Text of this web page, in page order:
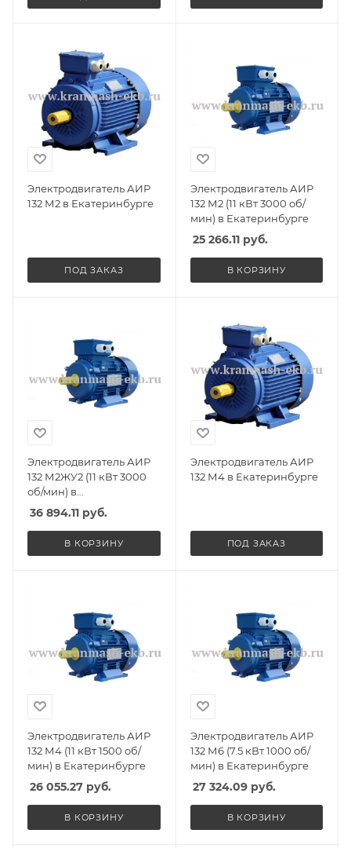
Электродвигатель АИР
132 М2 в Екатеринбурге
ПОД ЗАКАЗ
Электродвигатель АИР
132 М2 (11 кВт 3000 об/
мин) в Екатеринбурге
25 266.11руб.
В КОРЗИНУ
Электродвигатель АИР
132 М2ЖУ2 (11 кВт 3000
об/мин) в
Екатеринбурге
36 894.11 руб.
В КОРЗИНУ
Электродвигатель АИР
132 М4 в Екатеринбурге
ПОД ЗАКАЗ
Электродвигатель АИР
132 М4 (11 кВт 1500 об/
мин) в Екатеринбурге
26 055.27 руб.
В КОРЗИНУ
Электродвигатель АИР
132 М6 (7.5 кВт 1000 об/
мин) в Екатеринбурге
27 324.09руб.
В КОРЗИНУ